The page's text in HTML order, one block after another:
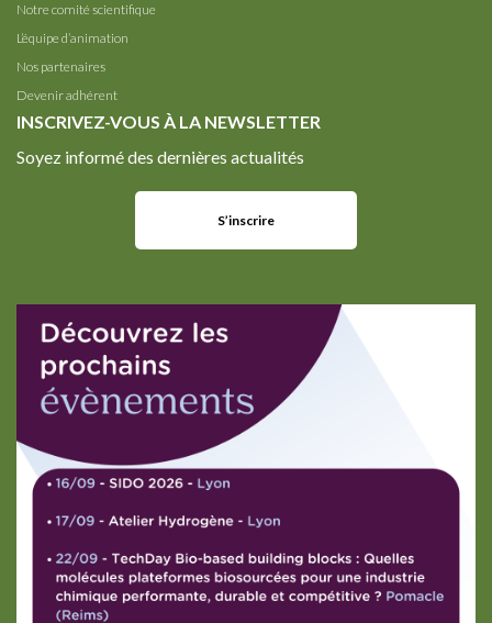
Notre comité scientifique
L’équipe d’animation
Nos partenaires
Devenir adhérent
INSCRIVEZ-VOUS À LA NEWSLETTER
Soyez informé des dernières actualités
S’inscrire